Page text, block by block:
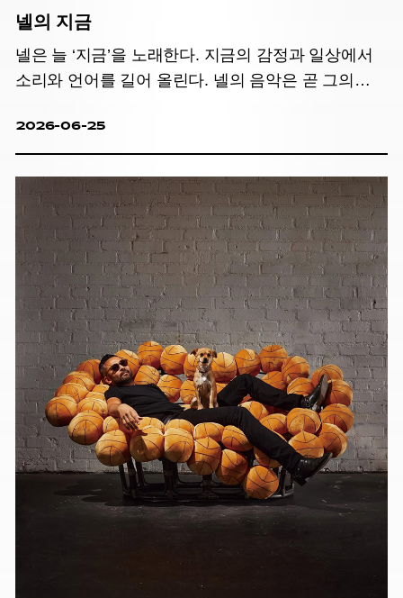
넬의 지금
넬은 늘 ‘지금’을 노래한다. 지금의 감정과 일상에서
소리와 언어를 길어 올린다. 넬의 음악은 곧 그의
2026-06-25